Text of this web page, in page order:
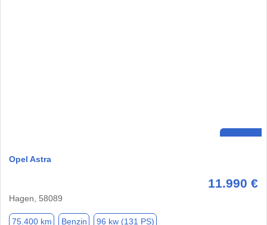
Opel Astra
11.990 €
Hagen, 58089
75.400 km Benzin 96 kw (131 PS)